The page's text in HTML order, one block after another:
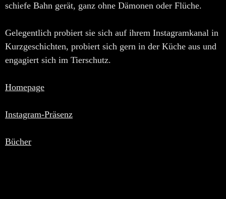
schiefe Bahn gerät, ganz ohne Dämonen oder Flüche.
Gelegentlich probiert sie sich auf ihrem Instagramkanal in
Kurzgeschichten, probiert sich gern in der Küche aus und
engagiert sich im Tierschutz.
Homepage
Instagram-Präsenz
Bücher